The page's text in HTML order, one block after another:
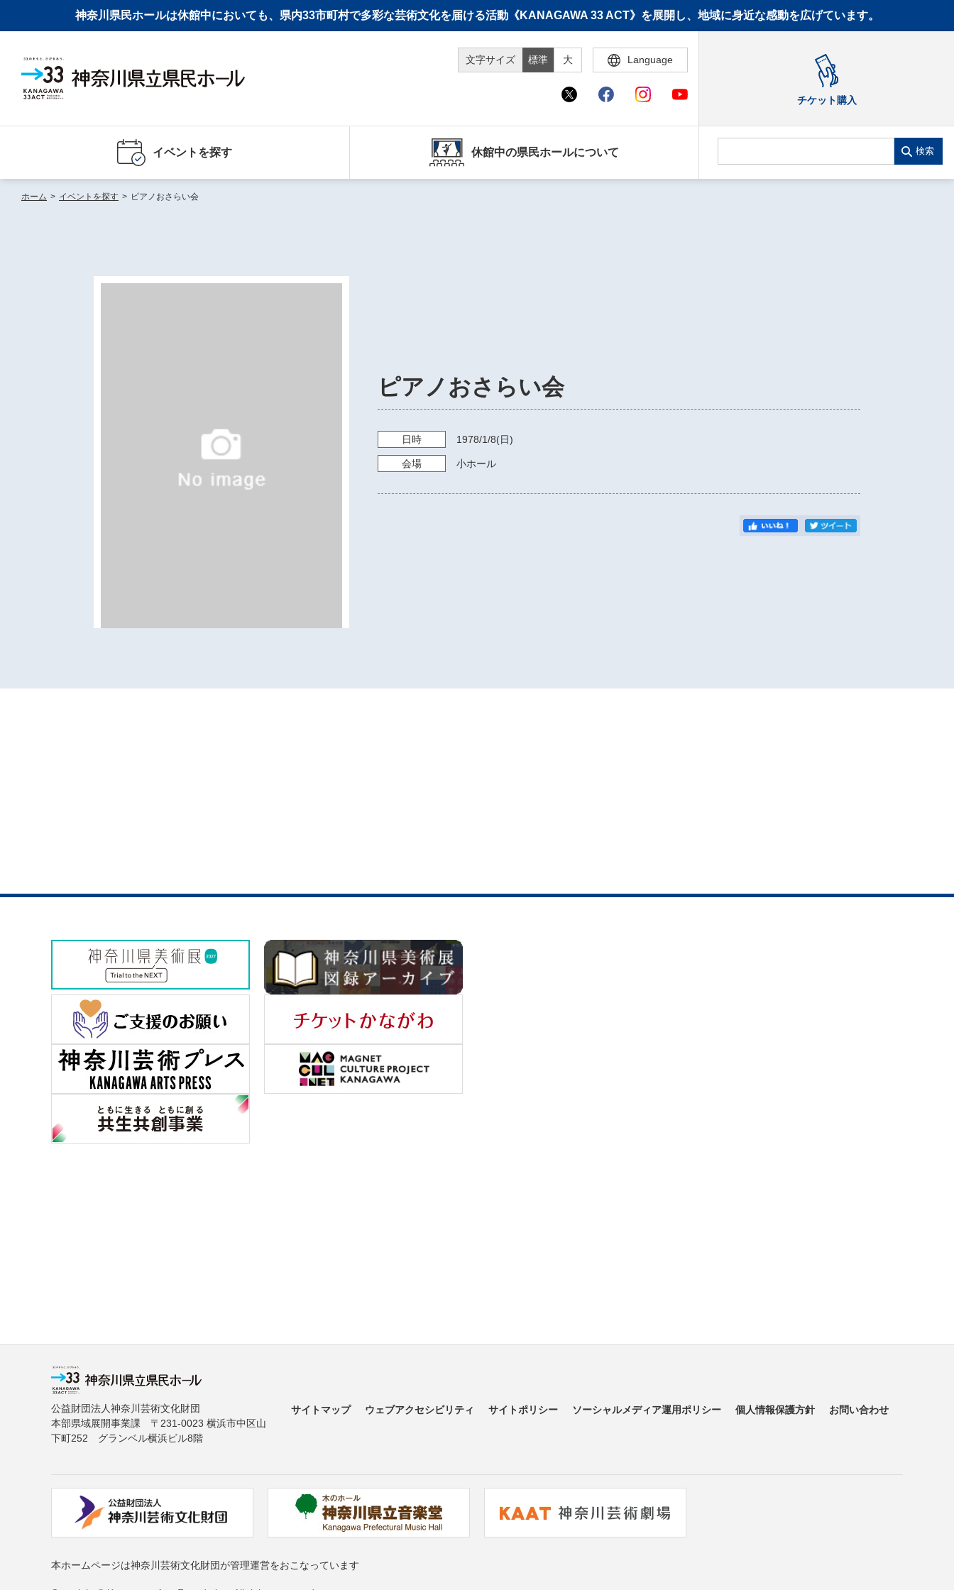
神奈川県民ホールは休館中においても、県内33市町村で多彩な芸術文化を届ける活動《KANAGAWA 33 ACT》を展開し、地域に身近な感動を広げています。
文字サイズ 標準 大 Language
チケット購入
イベントを探す 休館中の県民ホールについて 検索
ホーム > イベントを探す > ピアノおさらい会
ピアノおさらい会
日時 1978/1/8(日)
会場 小ホール
公益財団法人神奈川芸術文化財団
本部県域展開事業課 〒231-0023 横浜市中区山
下町252 グランベル横浜ビル8階
サイトマップ ウェブアクセシビリティ サイトポリシー ソーシャルメディア運用ポリシー 個人情報保護方針 お問い合わせ
本ホームページは神奈川芸術文化財団が管理運営をおこなっています